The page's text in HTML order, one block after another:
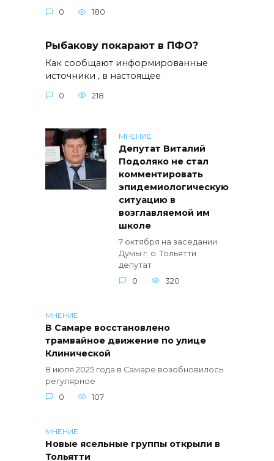
0 180
Рыбакову покарают в ПФО?
Как сообщают информированные
источники , в настоящее
0 218
МНЕНИЕ
Депутат Виталий
Подоляко не стал
комментировать
эпидемиологическую
ситуацию в
возглавляемой им
школе
7 октября на заседании
Думы г. о. Тольятти
депутат
0
320
МНЕНИЕ
В Самаре восстановлено
трамвайное движение по улице
Клинической
8 июля 2025 года в Самаре возобновилось
регулярное
0
107
МНЕНИЕ
Новые ясельные группы открыли в
Тольятти